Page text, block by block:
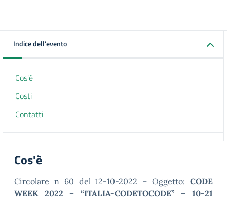
Indice dell'evento
Cos'è
Costi
Contatti
Cos'è
Circolare n 60 del 12-10-2022 – Oggetto: CODE
WEEK 2022 – “ITALIA-CODETOCODE” – 10-21